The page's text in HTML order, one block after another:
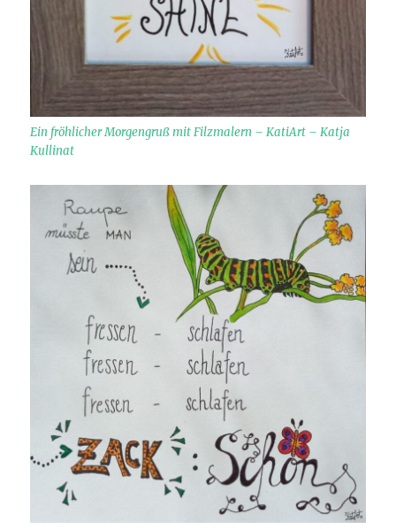
Ein fröhlicher Morgengruß mit Filzmalern – KatiArt – Katja
Kullinat